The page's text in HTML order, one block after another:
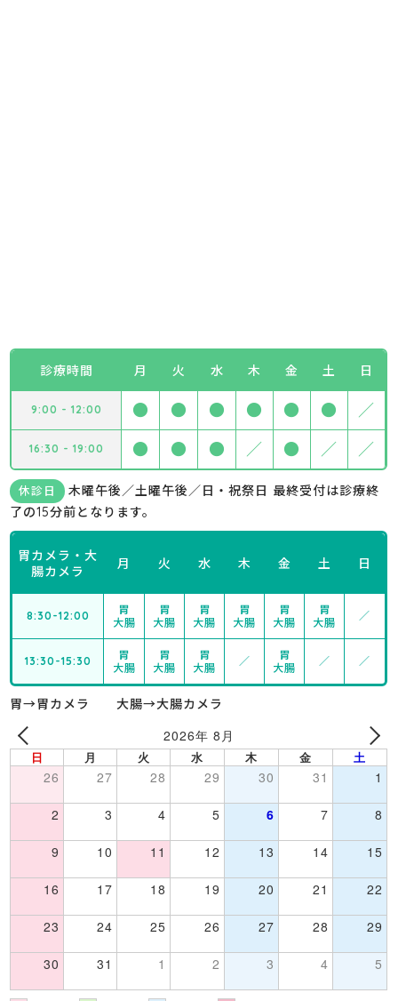
診療時間 月 火 水 木 金 土 日
9:00 - 12:00 ● ● ● ● ● ● ／
16:30 - 19:00 ● ● ● ／ ● ／ ／
休診日
木曜午後／土曜午後／日・祝祭日 最終受付は診療終
了の15分前となります。
胃カメラ・大
腸カメラ
月 火 水 木 金 土 日
8:30-12:00
胃
大腸
胃
大腸
胃
大腸
胃
大腸
胃
大腸
胃
大腸
／
13:30-15:30
胃
大腸
胃
大腸
胃
大腸
／
胃
大腸
／ ／
胃→胃カメラ 大腸→大腸カメラ
2026年 8月
日 月 火 水 木 金 土
26 27 28 29 30 31 1
2 3 4 5 6 7 8
9 10 11 12 13 14 15
16 17 18 19 20 21 22
23 24 25 26 27 28 29
30 31 1 2 3 4 5